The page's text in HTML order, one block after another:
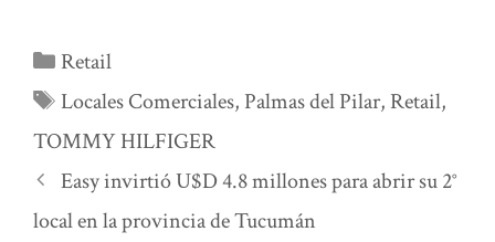
Categorías
Retail
Etiquetas
Locales Comerciales, Palmas del Pilar, Retail,
TOMMY HILFIGER
Easy invirtió U$D 4.8 millones para abrir su 2°
local en la provincia de Tucumán